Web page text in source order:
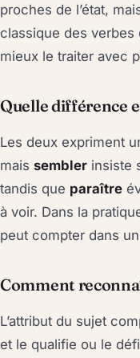
proches de l’état,
classique des verbes
mieux le traiter avec
Quelle différence
Les deux expriment
mais sembler insiste
tandis que paraître
à voir. Dans la
peut compter dans
Comment
L’attribut du sujet
et le qualifie ou le